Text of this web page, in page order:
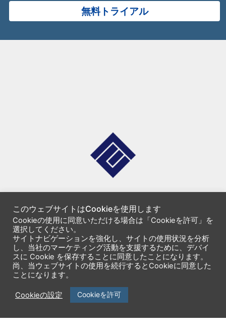
無料トライアル
ニュースリリース
セミナー・イベント
採用情報
サービス一覧
サポート
エンジニアブログ
このウェブサイトはCookieを使用します
Cookieの使用に同意いただける場合は「Cookieを許可」を
選択してください。
サイトナビゲーションを強化し、サイトの使用状況を分析
し、当社のマーケティング活動を支援するために、デバイ
スに Cookie を保存することに同意したことになります。
尚、当ウェブサイトの使用を続行するとCookieに同意した
ことになります。
Cookieの設定 Cookieを許可